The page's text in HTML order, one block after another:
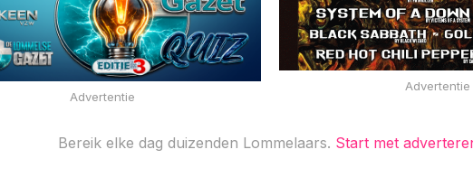
Advertentie
Advertentie
Bereik elke dag duizenden Lommelaars. Start met